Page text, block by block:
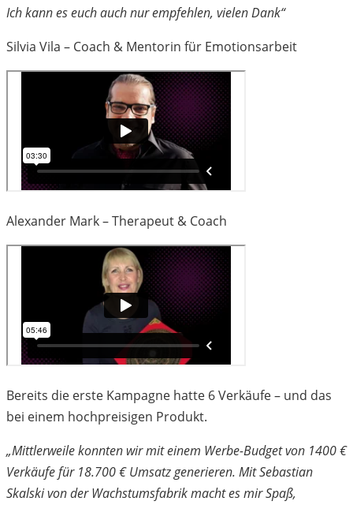
Ich kann es euch auch nur empfehlen, vielen Dank“
Silvia Vila – Coach & Mentorin für Emotionsarbeit
Alexander Mark – Therapeut & Coach
Bereits die erste Kampagne hatte 6 Verkäufe – und das
bei einem hochpreisigen Produkt.
„Mittlerweile konnten wir mit einem Werbe-Budget von 1400 €
Verkäufe für 18.700 € Umsatz generieren. Mit Sebastian
Skalski von der Wachstumsfabrik macht es mir Spaß,